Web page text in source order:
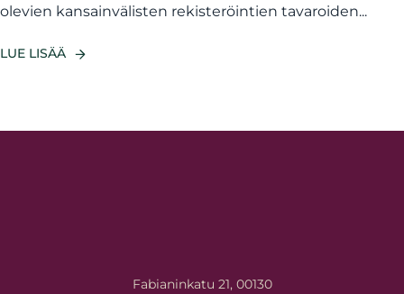
olevien kansainvälisten rekisteröintien tavaroiden...
LUE LISÄÄ
Fabianinkatu 21, 00130